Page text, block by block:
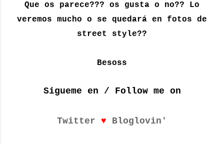
Que os parece??? os gusta o no?? Lo
veremos mucho o se quedará en fotos de
street style??
Besoss
Sigueme en / Follow me on
Twitter ♥ Bloglovin'